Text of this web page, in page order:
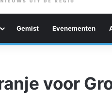
Gemist Evenementen
voor